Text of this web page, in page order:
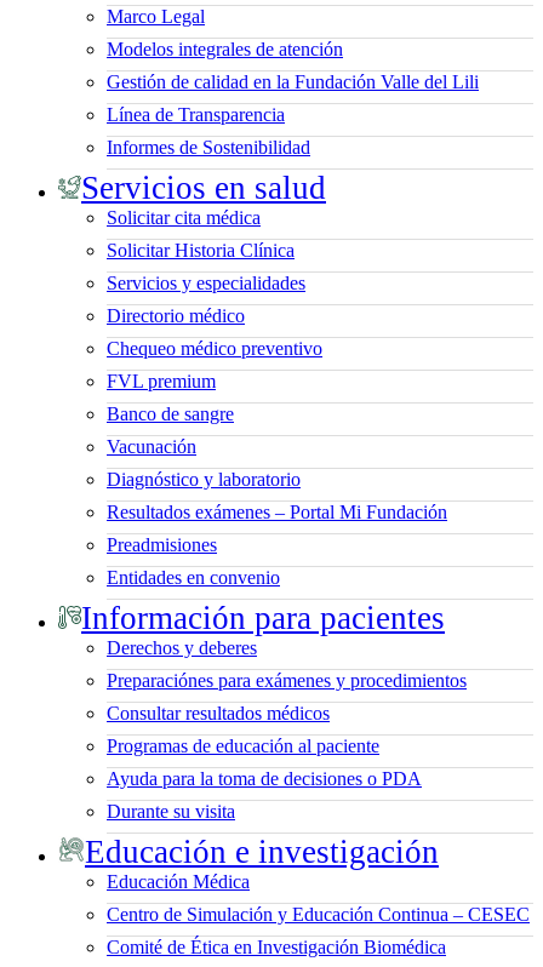
Marco Legal
Modelos integrales de atención
Gestión de calidad en la Fundación Valle del Lili
Línea de Transparencia
Informes de Sostenibilidad
Servicios en salud
Solicitar cita médica
Solicitar Historia Clínica
Servicios y especialidades
Directorio médico
Chequeo médico preventivo
FVL premium
Banco de sangre
Vacunación
Diagnóstico y laboratorio
Resultados exámenes – Portal Mi Fundación
Preadmisiones
Entidades en convenio
Información para pacientes
Derechos y deberes
Preparaciónes para exámenes y procedimientos
Consultar resultados médicos
Programas de educación al paciente
Ayuda para la toma de decisiones o PDA
Durante su visita
Educación e investigación
Educación Médica
Centro de Simulación y Educación Continua – CESEC
Comité de Ética en Investigación Biomédica